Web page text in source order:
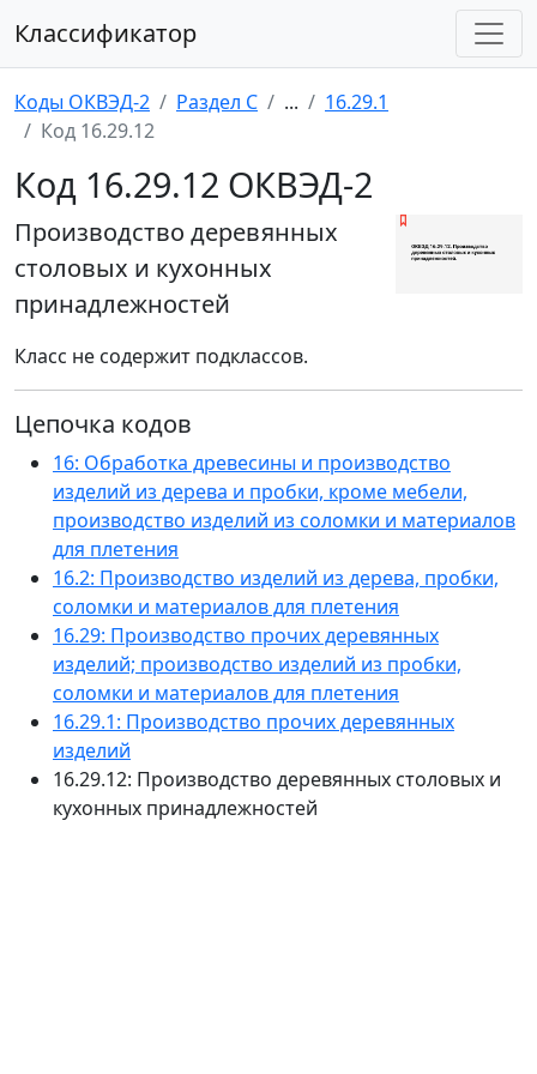
Классификатор
Коды ОКВЭД-2 Раздел C ...
16.29.1
Код 16.29.12
Код 16.29.12 ОКВЭД-2
Производство деревянных
столовых и кухонных
принадлежностей
Класс не содержит подклассов.
Цепочка кодов
16: Обработка древесины и производство
изделий из дерева и пробки, кроме мебели,
производство изделий из соломки и материалов
для плетения
16.2: Производство изделий из дерева, пробки,
соломки и материалов для плетения
16.29: Производство прочих деревянных
изделий; производство изделий из пробки,
соломки и материалов для плетения
16.29.1: Производство прочих деревянных
изделий
16.29.12: Производство деревянных столовых и
кухонных принадлежностей